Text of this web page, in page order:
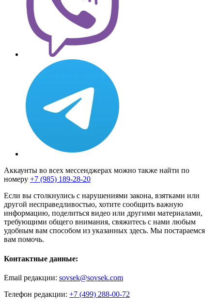
Аккаунты во всех мессенджерах можно также найти по
номеру +7 (985) 189-28-20
Если вы столкнулись с нарушениями закона, взятками или
другой несправедливостью, хотите сообщить важную
информацию, поделиться видео или другими материалами,
требующими общего внимания, свяжитесь с нами любым
удобным вам способом из указанных здесь. Мы постараемся
вам помочь.
Контактные данные:
Email редакции: sovsek@sovsek.com
Телефон редакции: +7 (499) 288-00-72